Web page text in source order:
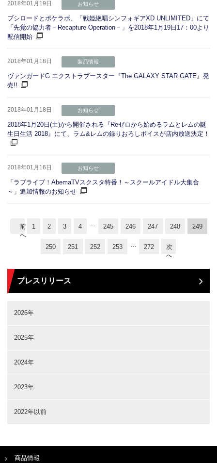
2018年01月19日 お知らせ
ブシロードとポケラボ、「戦姫絶唱シンフォギアXD UNLIMITED」にて
「先覚の協力者－Recapture Operation－」を2018年1月19日17：00より
配信開始
2018年01月18日 製品情報
ヴァンガードG エクストラブースター『The GALAXY STAR GATE』発
売!!
2018年01月18日 お知らせ
2018年1月20日(土)から開催される『Reゼロから始めるラムとレムの誕
生日生活 2018』にて、ラム&レムの録りおろしボイスが店内放送決定！
2018年01月16日 お知らせ
「ラブライブ！AbemaTVスクスタ特番！～スクールアイドル大集合
～」追加情報のお知らせ
前
へ
1 2 3 4 … 245 246 247 248 249
250 251 252 253 … 272
次
へ
プレスリリース
2026年
2025年
2024年
2023年
2022年以前
商品情報